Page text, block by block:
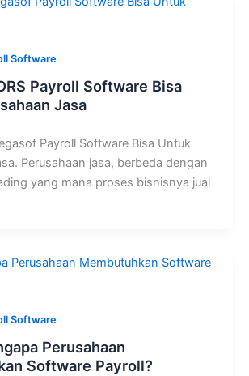
Software
Payroll Software Bisa
Jasa
Payroll Software Bisa Untuk
Perusahaan jasa, berbeda dengan
yang mana proses bisnisnya jual
Software
Perusahaan
Software Payroll?